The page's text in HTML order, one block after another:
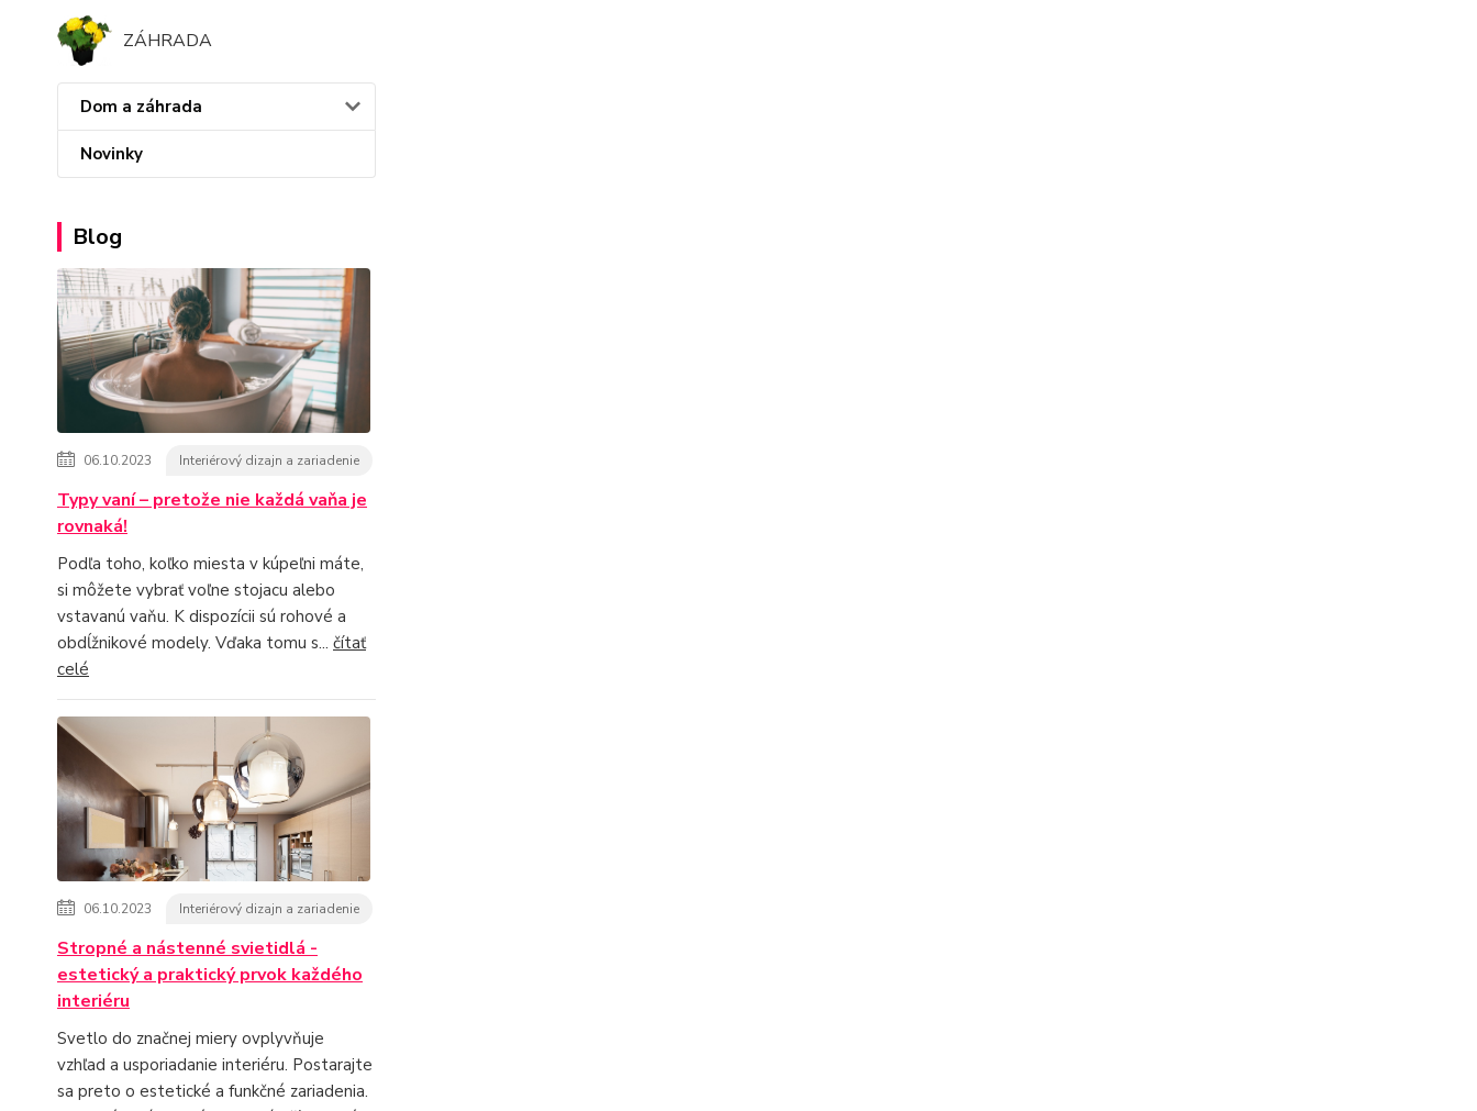
ZÁHRADA
Dom a záhrada
Novinky
Blog
06.10.2023 Interiérový dizajn a zariadenie
Typy vaní – pretože nie každá vaňa je
rovnaká!
Podľa toho, koľko miesta v kúpeľni máte,
si môžete vybrať voľne stojacu alebo
vstavanú vaňu. K dispozícii sú rohové a
obdĺžnikové modely. Vďaka tomu s... čítať
celé
06.10.2023 Interiérový dizajn a zariadenie
Stropné a nástenné svietidlá -
estetický a praktický prvok každého
interiéru
Svetlo do značnej miery ovplyvňuje
vzhľad a usporiadanie interiéru. Postarajte
sa preto o estetické a funkčné zariadenia.